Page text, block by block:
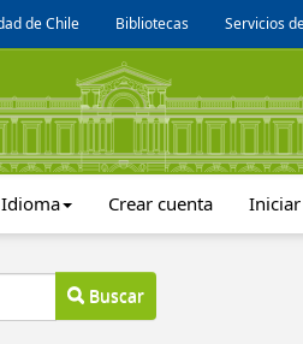
de Chile Bibliotecas Servicios
Idioma Crear cuenta
Buscar